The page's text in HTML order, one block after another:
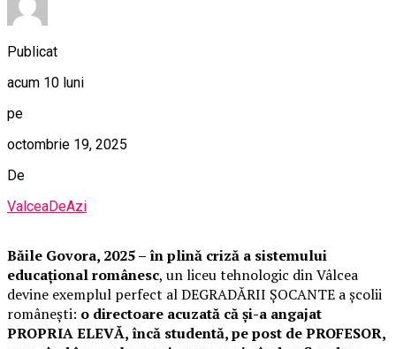
Publicat
acum 10 luni
pe
octombrie 19, 2025
De
ValceaDeAzi
Băile Govora, 2025 – în plină criză a sistemului
educațional românesc, un liceu tehnologic din Vâlcea
devine exemplul perfect al DEGRADĂRII ȘOCANTE a școlii
românești: o directoare acuzată că și-a angajat
PROPRIA ELEVĂ, încă studentă, pe post de PROFESOR,